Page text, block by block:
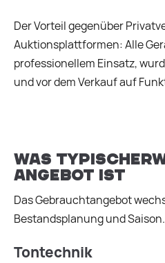
Der Vorteil gegenüber
Auktionsplattformen: Alle
professionellem Einsatz,
und vor dem Verkauf auf
Was
Angebot ist
Das Gebrauchtangebot
Bestandsplanung und
Tontechnik